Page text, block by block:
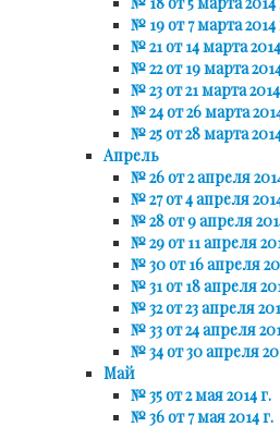
№ 19 от 7 марта 2014
№ 21 от 14 марта
№ 22 от 19 марта
№ 23 от 21 марта
№ 24 от 26 марта
№ 25 от 28 марта
Апрель
№ 26 от 2 апреля
№ 27 от 4 апреля
№ 28 от 9 апреля
№ 29 от 11 апреля
№ 30 от 16 апреля
№ 31 от 18 апреля
№ 32 от 23 апреля
№ 33 от 24 апреля
№ 34 от 30 апреля
Май
№ 35 от 2 мая 2014 г.
№ 36 от 7 мая 2014 г.